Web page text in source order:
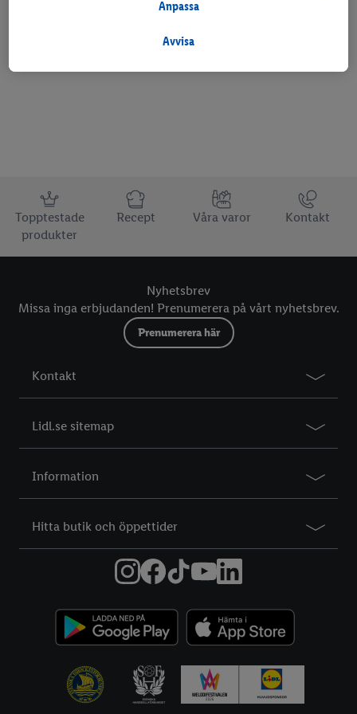
Favoritmarkera butik
Information
Topptestade
produkter
Recept Våra varor Kontakt
Nyhetsbrev
Missa inga erbjudanden! Prenumerera på vårt nyhetsbrev.
Prenumerera här
Kontakt
Lidl.se sitemap
Information
Hitta butik och öppettider
ytterligare information om personuppgiftsbehandling.
Avvisa
Anpassa